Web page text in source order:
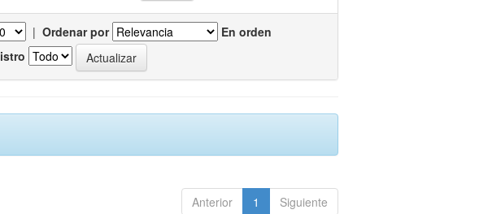
| Ordenar por
En orden
Anterior 1 Siguiente